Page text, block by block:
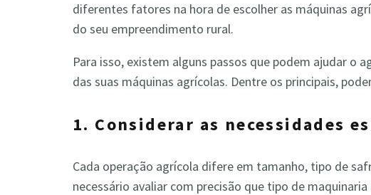
diferentes fatores na hora de escolher as máquinas
do seu empreendimento rural.
Para isso, existem alguns passos que podem ajudar o
das suas máquinas agrícolas. Dentre os principais,
1. Considerar as necessidades
Cada operação agrícola difere em tamanho, tipo de
necessário avaliar com precisão que tipo de